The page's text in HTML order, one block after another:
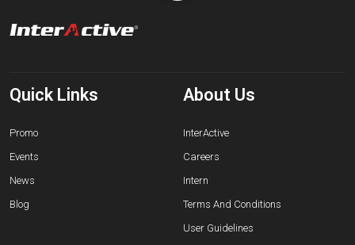
Quick Links
Promo
Events
News
Blog
About Us
InterActive
Careers
Intern
Terms And Conditions
User Guidelines